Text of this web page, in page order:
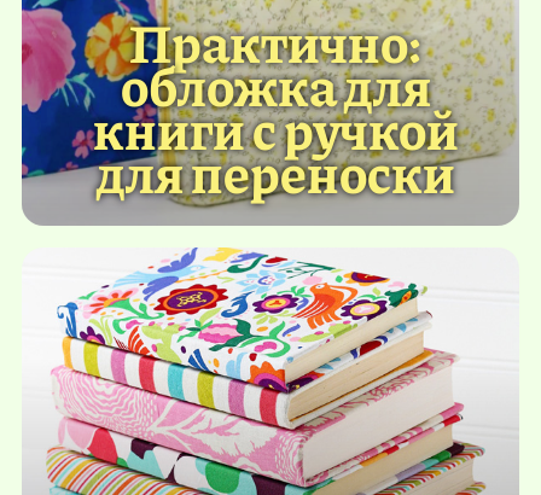
Практично:
обложка для
книги с ручкой
для переноски